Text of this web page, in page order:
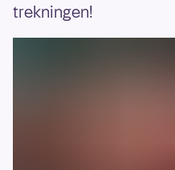
trekningen!